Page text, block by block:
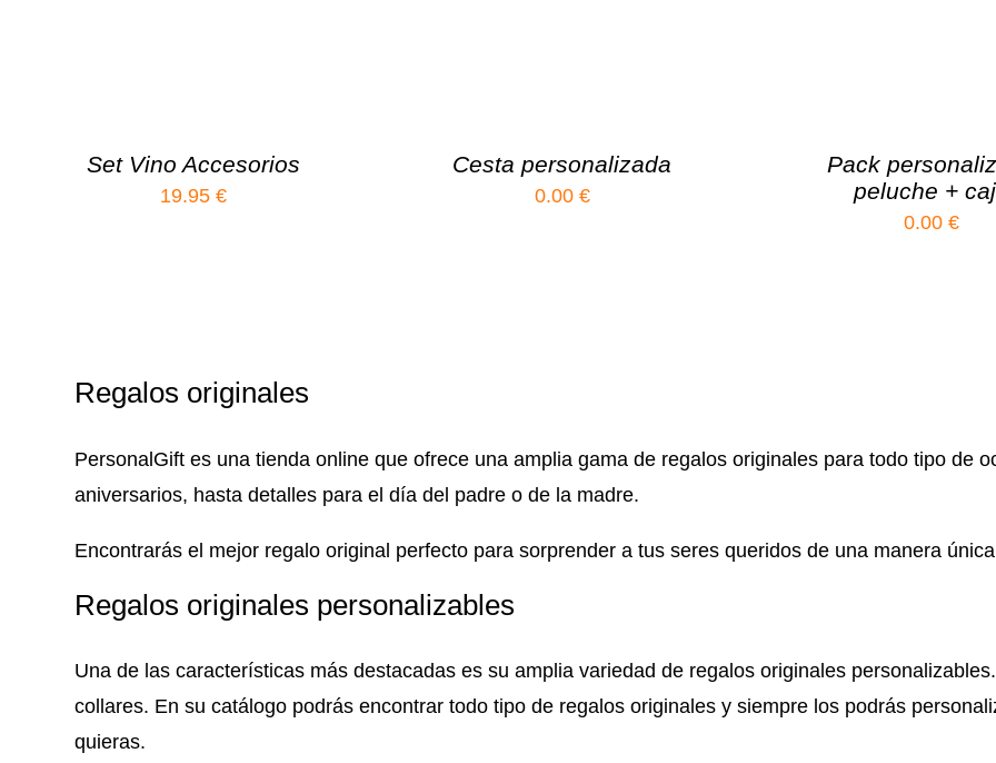
Set Vino Accesorios
19.95 €
Cesta personalizada
0.00 €
Pack
peluche +
0.00€
Regalos originales
PersonalGift es una tienda online que ofrece una amplia gama de regalos originales para todo tipo de
aniversarios, hasta detalles para el día del padre o de la madre.
Encontrarás el mejor regalo original perfecto para sorprender a tus seres queridos de una manera
Regalos originales personalizables
Una de las características más destacadas es su amplia variedad de regalos originales
collares. En su catálogo podrás encontrar todo tipo de regalos originales y siempre los podrás
quieras.